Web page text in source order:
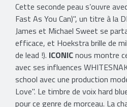
Cette seconde peau s’ouvre
Fast As You Can)", un titre à la
James et Michael Sweet se
efficace, et Hoekstra brille de
de lead !). ICONICnous montre
avec ses influences
school avec une production
Love". Le timbre de voix hard
pour ce genre de morceau. La